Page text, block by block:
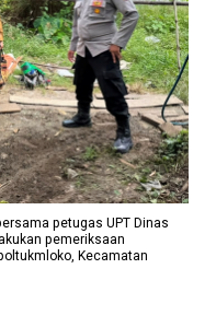
petugas UPT Dinas
pemeriksaan
Kecamatan